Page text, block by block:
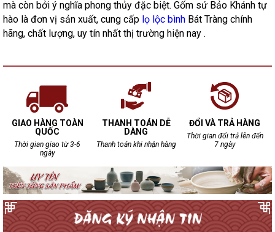
mà còn bởi ý nghĩa phong thủy đặc biệt. Gốm sứ Bảo Khánh tự
hào là đơn vị sản xuất, cung cấp lọ lộc bình Bát Tràng chính
hãng, chất lượng, uy tín nhất thị trường hiện nay .
GIAO HÀNG TOÀN
QUỐC
Thời gian giao từ 3-6
ngày
THANH TOÁN DỄ
DÀNG
Thanh toán khi nhận hàng
ĐỔI VÀ TRẢ HÀNG
Thời gian đổi trả lên đến
7 ngày